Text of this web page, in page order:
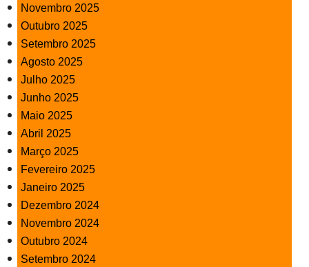
Novembro 2025
Outubro 2025
Setembro 2025
Agosto 2025
Julho 2025
Junho 2025
Maio 2025
Abril 2025
Março 2025
Fevereiro 2025
Janeiro 2025
Dezembro 2024
Novembro 2024
Outubro 2024
Setembro 2024